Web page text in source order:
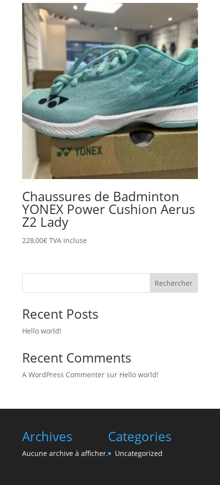
Chaussures de Badminton
YONEX Power Cushion Aerus
Z2 Lady
228,00€ TVA incluse
Rechercher
Recent Posts
Hello world!
Recent Comments
A WordPress Commentersur Hello world!
Archives
Aucune archive à afficher.
Categories
Uncategorized